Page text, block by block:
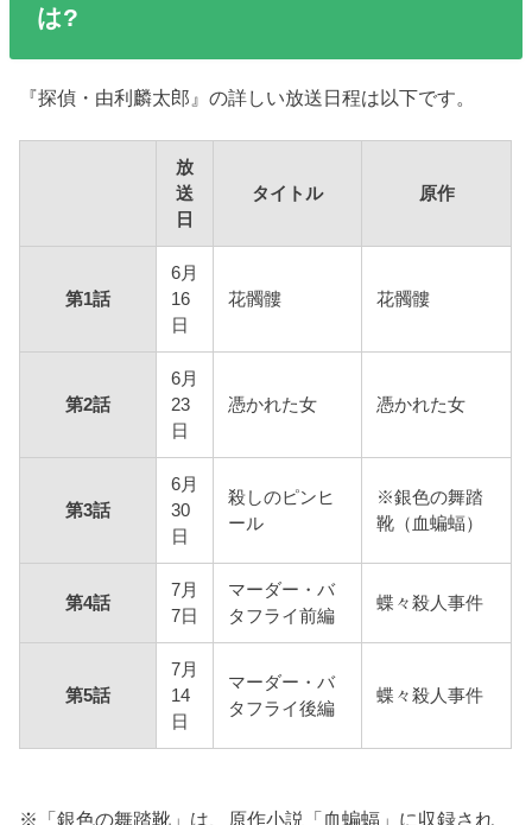
は?
『探偵・由利麟太郎』の詳しい放送日程は以下です。
放
送
日
タイトル 原作
第1話
6月
16
日
花髑髏 花髑髏
第2話
6月
23
日
憑かれた女 憑かれた女
第3話
6月
30
日
殺しのピンヒ
ール
※銀色の舞踏
靴（血蝙蝠）
第4話
7月
7日
マーダー・バ
タフライ前編
蝶々殺人事件
第5話
7月
14
日
マーダー・バ
タフライ後編
蝶々殺人事件
※「銀色の舞踏靴」は、原作小説「血蝙蝠」に収録され